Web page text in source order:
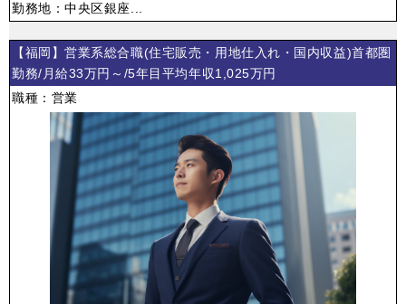
勤務地：中央区銀座...
【福岡】営業系総合職(住宅販売・用地仕入れ・国内収益)首都圏
勤務/月給33万円～/5年目平均年収1,025万円
職種：営業